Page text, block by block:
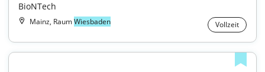
BioNTech
Mainz, RaumWiesbaden Vollzeit